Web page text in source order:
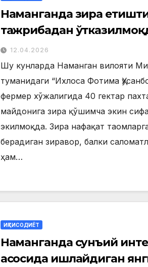
Наманганда зира
тажрибадан
12.04.2026
Шу кунларда Наманган вилояти
туманидаги “Ихлоса Фотима
фермер хўжалигида 40 гектар
майдонига зира қўшимча экин
экилмоқда. Зира нафақат
берадиган зиравор, балки
ҳам…
ИҚТИСОДИЁТ
Наманганда сунъий
асосида ишлайдиган